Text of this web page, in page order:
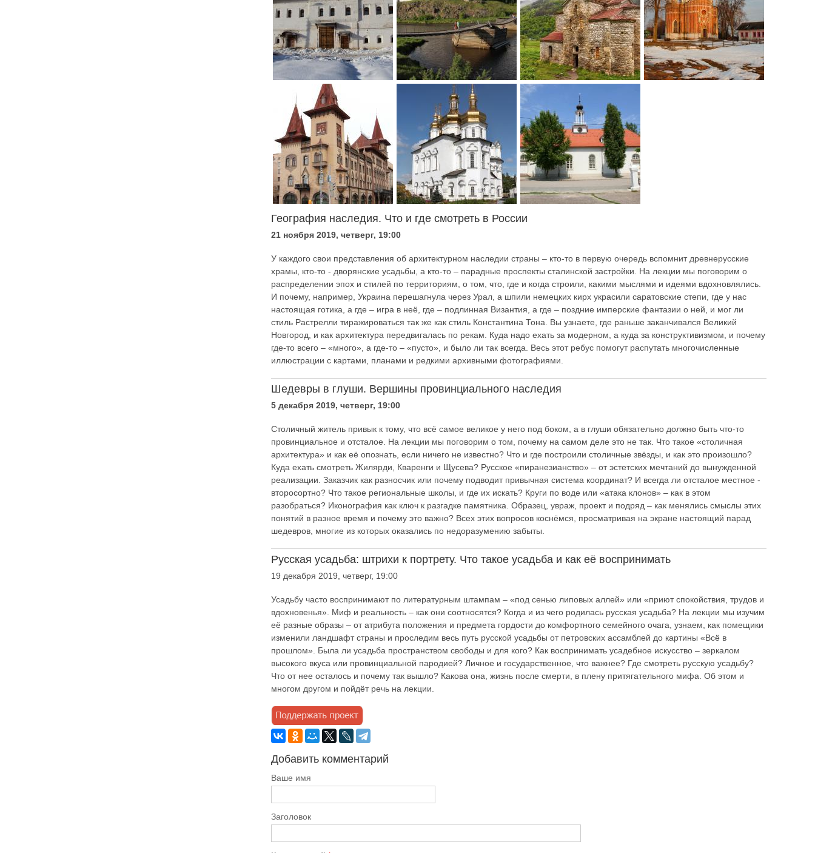
География наследия. Что и где смотреть в России
21 ноября 2019, четверг, 19:00
У каждого свои представления об архитектурном наследии страны – кто-то в первую очередь вспомнит древнерусские
храмы, кто-то - дворянские усадьбы, а кто-то – парадные проспекты сталинской застройки. На лекции мы поговорим о
распределении эпох и стилей по территориям, о том, что, где и когда строили, какими мыслями и идеями вдохновлялись.
И почему, например, Украина перешагнула через Урал, а шпили немецких кирх украсили саратовские степи, где у нас
настоящая готика, а где – игра в неё, где – подлинная Византия, а где – поздние имперские фантазии о ней, и мог ли
стиль Растрелли тиражироваться так же как стиль Константина Тона. Вы узнаете, где раньше заканчивался Великий
Новгород, и как архитектура передвигалась по рекам. Куда надо ехать за модерном, а куда за конструктивизмом, и почему
где-то всего – «много», а где-то – «пусто», и было ли так всегда. Весь этот ребус помогут распутать многочисленные
иллюстрации с картами, планами и редкими архивными фотографиями.
Шедевры в глуши. Вершины провинциального наследия
5 декабря 2019, четверг, 19:00
Столичный житель привык к тому, что всё самое великое у него под боком, а в глуши обязательно должно быть что-то
провинциальное и отсталое. На лекции мы поговорим о том, почему на самом деле это не так. Что такое «столичная
архитектура» и как её опознать, если ничего не известно? Что и где построили столичные звёзды, и как это произошло?
Куда ехать смотреть Жилярди, Кваренги и Щусева? Русское «пиранезианство» – от эстетских мечтаний до вынужденной
реализации. Заказчик как разносчик или почему подводит привычная система координат? И всегда ли отсталое местное -
второсортно? Что такое региональные школы, и где их искать? Круги по воде или «атака клонов» – как в этом
разобраться? Иконография как ключ к разгадке памятника. Образец, увраж, проект и подряд – как менялись смыслы этих
понятий в разное время и почему это важно? Всех этих вопросов коснёмся, просматривая на экране настоящий парад
шедевров, многие из которых оказались по недоразумению забыты.
Русская усадьба: штрихи к портрету. Что такое усадьба и как её воспринимать
19 декабря 2019, четверг, 19:00
Усадьбу часто воспринимают по литературным штампам – «под сенью липовых аллей» или «приют спокойствия, трудов и
вдохновенья». Миф и реальность – как они соотносятся? Когда и из чего родилась русская усадьба? На лекции мы изучим
её разные образы – от атрибута положения и предмета гордости до комфортного семейного очага, узнаем, как помещики
изменили ландшафт страны и проследим весь путь русской усадьбы от петровских ассамблей до картины «Всё в
прошлом». Была ли усадьба пространством свободы и для кого? Как воспринимать усадебное искусство – зеркалом
высокого вкуса или провинциальной пародией? Личное и государственное, что важнее? Где смотреть русскую усадьбу?
Что от нее осталось и почему так вышло? Какова она, жизнь после смерти, в плену притягательного мифа. Об этом и
многом другом и пойдёт речь на лекции.
Добавить комментарий
Ваше имя
Заголовок